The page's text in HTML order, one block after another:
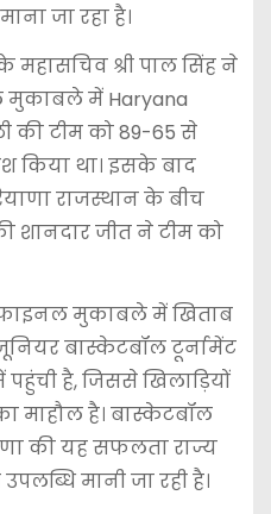
जा रहा है।
महासचिव श्री पाल सिंह ने
मुकाबले में Haryana
की टीम को 89-65 से
किया था। इसके बाद
राजस्थान के बीच
शानदार जीत ने टीम को
मुकाबले में खिताब
बास्केटबॉल टूर्नामेंट
है, जिससे खिलाड़ियों
माहौल है। बास्केटबॉल
की यह सफलता राज्य
मानी जा रही है।